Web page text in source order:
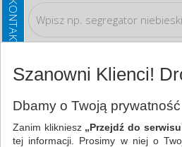
Artykuły do pisania i
WSZYSTKIE KATEGORIE
Szanowni Klienci!
Dbamy o Twoją prywatność
Zanim klikniesz „Przejdź do
tej informacji. Prosimy w niej o